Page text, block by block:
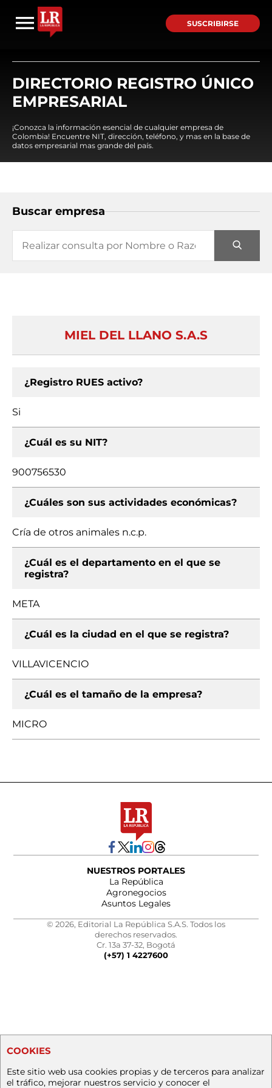
SUSCRIBIRSE
DIRECTORIO REGISTRO ÚNICO
EMPRESARIAL
¡Conozca la información esencial de cualquier empresa de
Colombia! Encuentre NIT, dirección, teléfono, y mas en la base de
datos empresarial mas grande del país.
Buscar empresa
MIEL DEL LLANO S.A.S
¿Registro RUES activo?
Si
¿Cuál es su NIT?
900756530
¿Cuáles son sus actividades económicas?
Cría de otros animales n.c.p.
¿Cuál es el departamento en el que se
registra?
META
¿Cuál es la ciudad en el que se registra?
VILLAVICENCIO
¿Cuál es el tamaño de la empresa?
MICRO
NUESTROS PORTALES
La República
Agronegocios
Asuntos Legales
© 2026, Editorial La República S.A.S. Todos los
derechos reservados.
Cr. 13a 37-32, Bogotá
(+57) 1 4227600
COOKIES
Este sitio web usa cookies propias y de terceros para analizar
el tráfico, mejorar nuestros servicio y conocer el